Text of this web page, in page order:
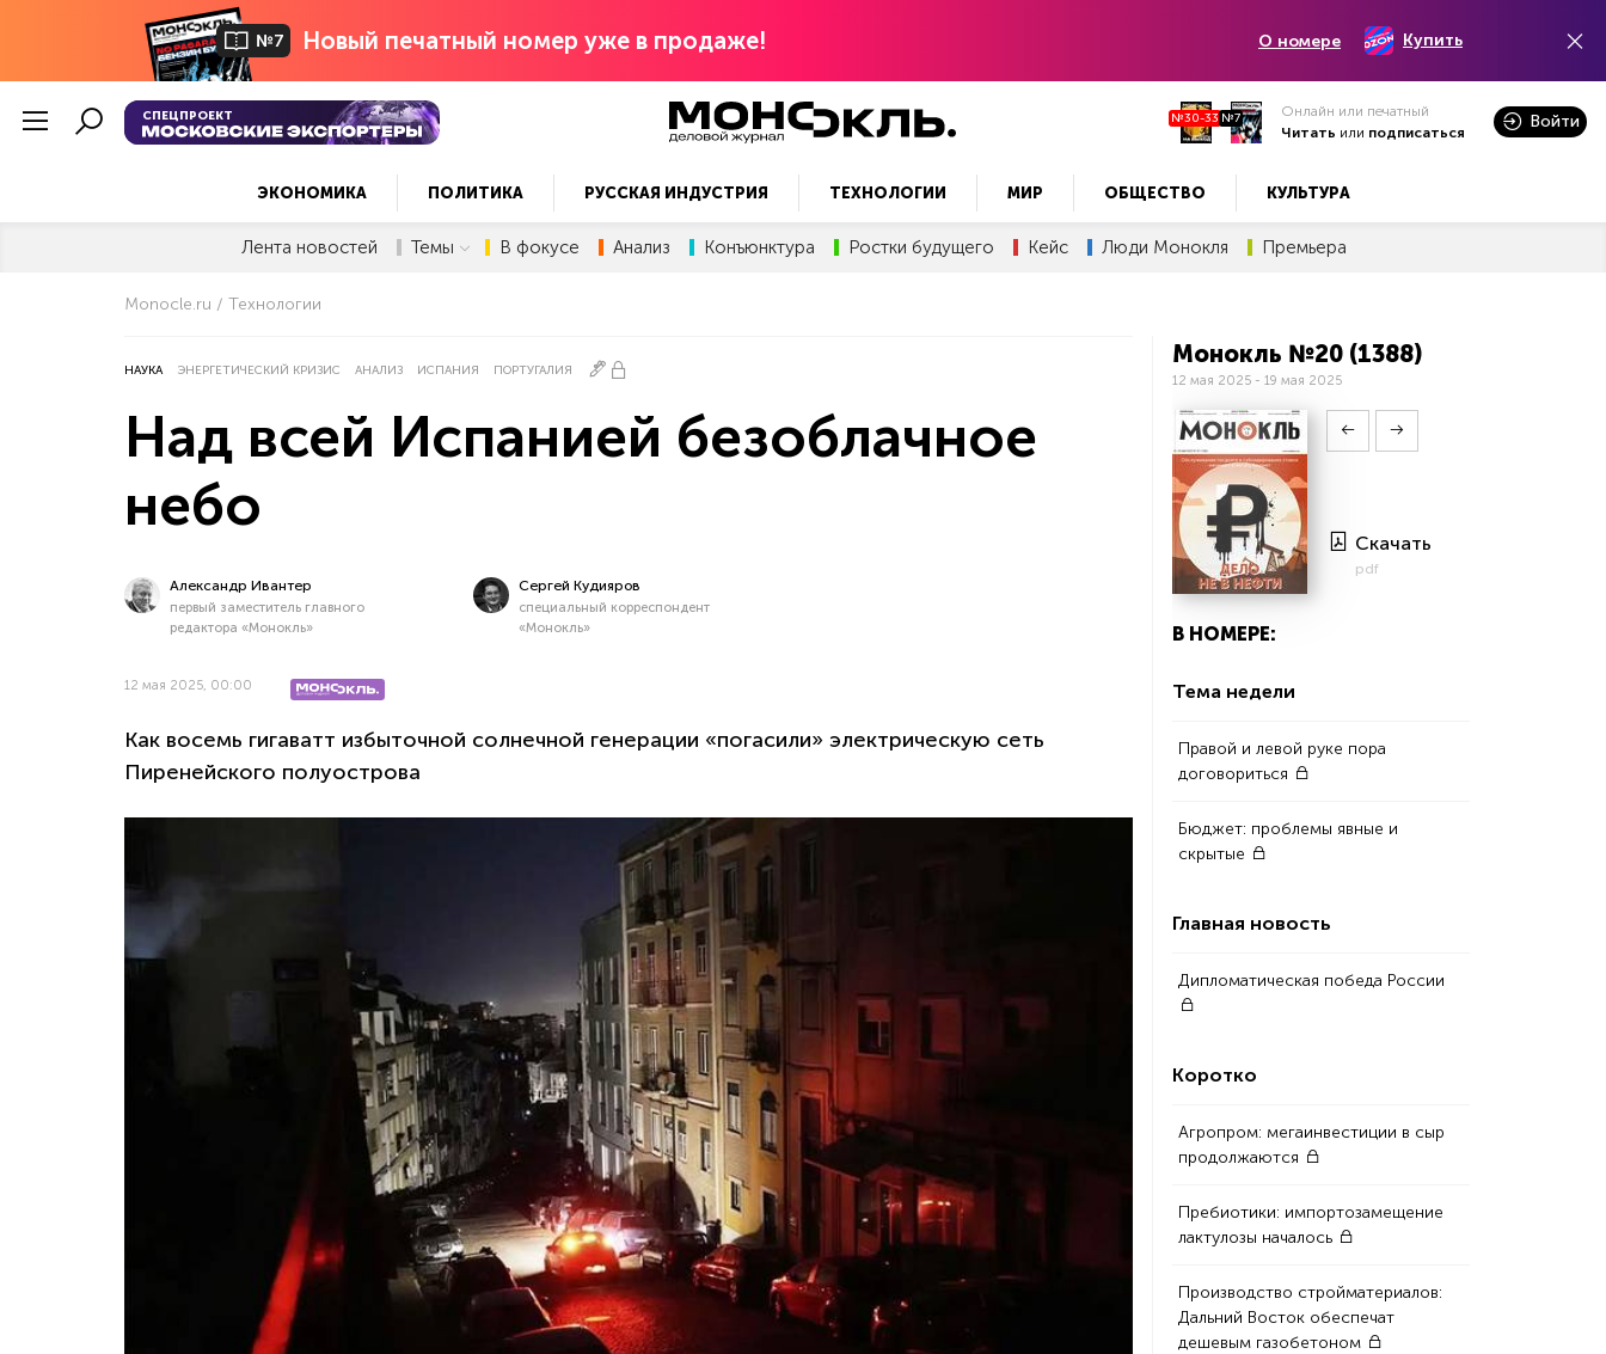
№7 Новый печатный номер уже в продаже! О номере Купить
СПЕЦПРОЕКТ №30-33 №7
Онлайн или печатный
Читать или подписаться
Войти
ЭКОНОМИКА ПОЛИТИКА РУССКАЯ ИНДУСТРИЯ ТЕХНОЛОГИИ МИР ОБЩЕСТВО КУЛЬТУРА
Лента новостей Темы В фокусе Анализ Конъюнктура Ростки будущего Кейс Люди Монокля Премьера
Monocle.ru Технологии
НАУКА ЭНЕРГЕТИЧЕСКИЙ КРИЗИС АНАЛИЗ ИСПАНИЯ ПОРТУГАЛИЯ
Над всей Испанией безоблачное
небо
Александр Ивантер
первый заместитель главного
редактора «Монокль»
Сергей Кудияров
специальный корреспондент
«Монокль»
12 мая 2025, 00:00
Как восемь гигаватт избыточной солнечной генерации «погасили» электрическую сеть
Пиренейского полуострова
Монокль №20 (1388)
12 мая 2025 - 19 мая 2025
Скачать
pdf
В НОМЕРЕ:
Тема недели
Правой и левой руке пора
договориться
Бюджет: проблемы явные и
скрытые
Главная новость
Дипломатическая победа России
Коротко
Агропром: мегаинвестиции в сыр
продолжаются
Пребиотики: импортозамещение
лактулозы началось
Производство стройматериалов:
Дальний Восток обеспечат
дешевым газобетоном